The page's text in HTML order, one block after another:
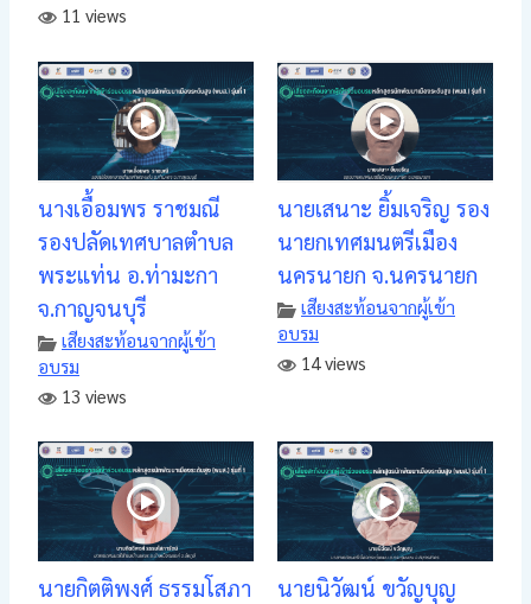
11 views
นางเอื้อมพร ราชมณี
รองปลัดเทศบาลตำบล
พระแท่น อ.ท่ามะกา
จ.กาญจนบุรี
เสียงสะท้อนจากผู้เข้า
อบรม
13 views
นายเสนาะ ยิ้มเจริญ รอง
นายกเทศมนตรีเมือง
นครนายก จ.นครนายก
เสียงสะท้อนจากผู้เข้า
อบรม
14 views
นายกิตติพงศ์ ธรรมโสภา
นายนิวัฒน์ ขวัญบุญ